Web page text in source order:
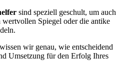
sind speziell geschult, um auch
Spiegel oder die antike
wir genau, wie entscheidend
Umsetzung für den Erfolg Ihres